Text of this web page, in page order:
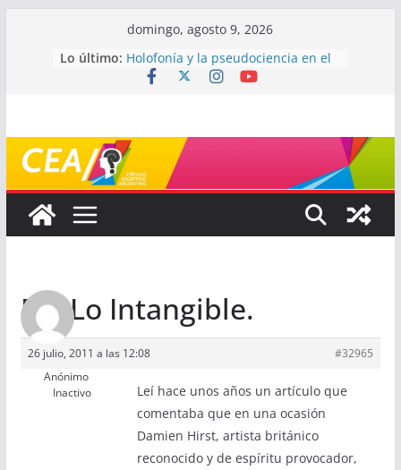
domingo, agosto 9, 2026
Lo último: Holofonía y la pseudociencia en el
audio
Mayéutica (o cómo debatir sin
terminar a los golpes)
Somos menos capaces de lo que
Re: Lo Intangible.
26 julio, 2011 a las 12:08
#32965
Anónimo
Inactivo
Leí hace unos años un artículo que
comentaba que en una ocasión
Damien Hirst, artista británico
reconocido y de espíritu provocador,